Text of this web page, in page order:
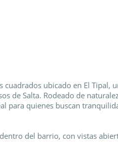
ubicado en El Tipal,
de Salta. Rodeado de
para quienes buscan
del barrio, con vistas